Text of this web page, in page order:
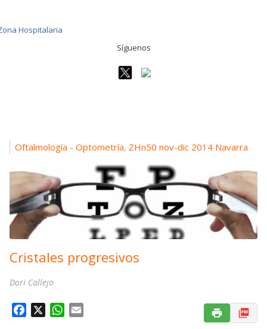
Síguenos
Oftalmología - Optometría, ZHn50 nov-dic 2014 Navarra
Cristales progresivos
Dori Callejo
W